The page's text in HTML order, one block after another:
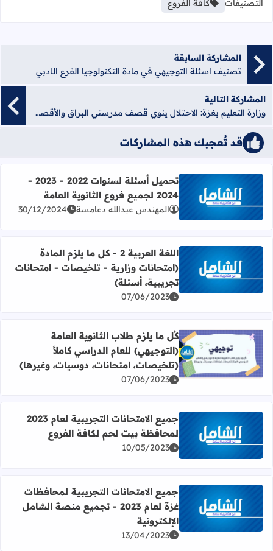
التصنيفات كافة الفروع
المشاركة السابقة
تصنيف اسئلة التوجيهي في مادة التكنولوجيا الفرع الـادبي
المشاركة التالية
وزارة التعليم بغزة: الاحتلال ينوي قصف مدرستي البراق والأقصى المخصصتين كمراكز إيواء للنازحين
قد تُعجبك هذه المشاركات
اقرأ المزيد عن تحميل أسئلة لسنوات 2022 - 2023 - 2024 لجميع فروع الثانوية العامة
تحميل أسئلة لسنوات 2022 - 2023 -
2024 لجميع فروع الثانوية العامة
المهندس عبدالله دعامسة 30/12/2024
اقرأ المزيد عن اللغة العربية 2 - كل ما يلزم المادة (امتحانات وزارية - تلخيصات - امتحانات تجريبية، أسئلة)
اللغة العربية 2 - كل ما يلزم المادة
(امتحانات وزارية - تلخيصات - امتحانات
تجريبية، أسئلة)
07/06/2023
اقرأ المزيد عن كُل ما يلزم طلاب الثانوية العامة (التوجيهي)
كُل ما يلزم طلاب الثانوية العامة
(التوجيهي) للعام الدراسي كاملاً
(تلخيصات، امتحانات، دوسيات، وغيرها)
07/06/2023
اقرأ المزيد عن جميع الامتحانات التجريبية لعام 2023 لمحافظة بيت لحم لكافة الفروع
جميع الامتحانات التجريبية لعام 2023
لمحافظة بيت لحم لكافة الفروع
10/05/2023
اقرأ المزيد عن جميع الامتحانات التجريبية لمحافظات غزة لعام 2023 - تجميع منصة الشامل
جميع الامتحانات التجريبية لمحافظات
غزة لعام 2023 - تجميع منصة الشامل
الإلكترونية
13/04/2023